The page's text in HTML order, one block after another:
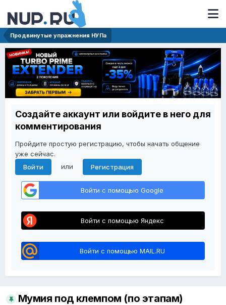
Продвинутые упражнения НУПа
Создайте аккаунт или войдите в него для
комментирования
Пройдите простую регистрацию, чтобы начать общение
уже сейчас.
Войти
или Регистрация
Войти с помощью Google
Войти с помощью Яндекс
Войти с помощью MAIL.RU
Мумия под клемпом (по этапам)